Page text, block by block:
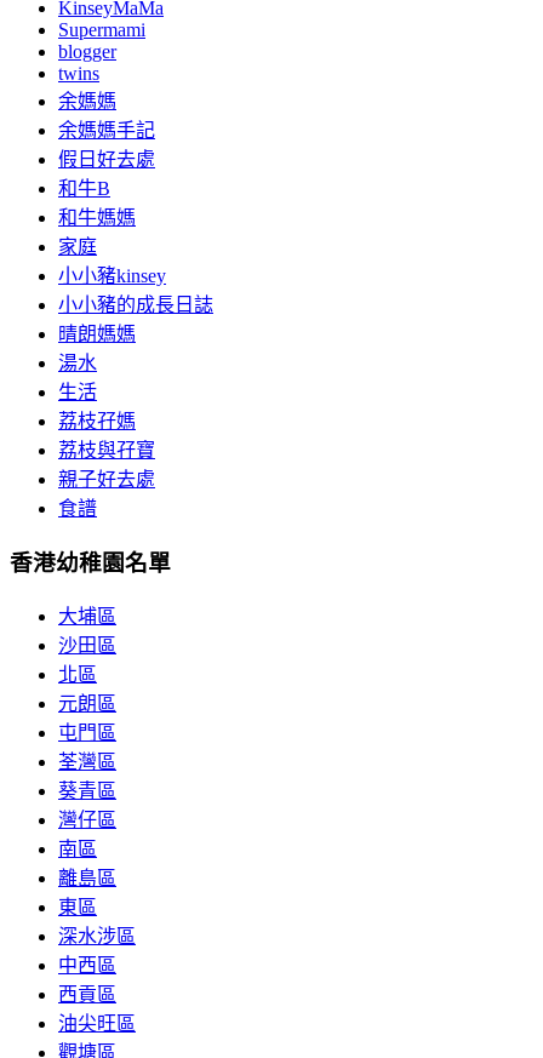
KinseyMaMa
Supermami
blogger
twins
余媽媽
余媽媽手記
假日好去處
和牛B
和牛媽媽
家庭
小小豬kinsey
小小豬的成長日誌
晴朗媽媽
湯水
生活
荔枝孖媽
荔枝與孖寶
親子好去處
食譜
香港幼稚園名單
大埔區
沙田區
北區
元朗區
屯門區
荃灣區
葵青區
灣仔區
南區
離島區
東區
深水涉區
中西區
西貢區
油尖旺區
觀塘區